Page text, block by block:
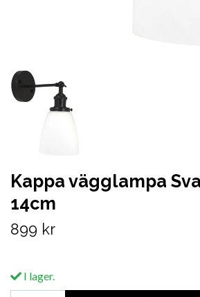
Kappa vägglampa
14cm
899 kr
I lager.